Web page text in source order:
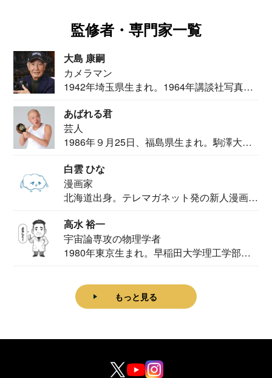
監修者・専門家一覧
大島 康嗣
カメラマン
1942年埼玉県生まれ。1964年講談社写真部
あばれる君
芸人
1986年９月25日、福島県生まれ。駒澤大学
白雲 ひな
漫画家
北海道出身。テレマガネット発の新人漫画
高水 裕一
宇宙論専攻の物理学者
1980年東京生まれ。早稲田大学理工学部物
もっと見る